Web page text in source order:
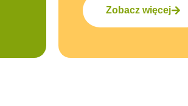
Zobacz więcej